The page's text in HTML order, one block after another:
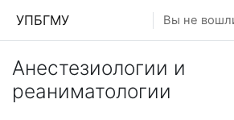
УПБГМУ Вы не
Анестезиологии и
реаниматологии